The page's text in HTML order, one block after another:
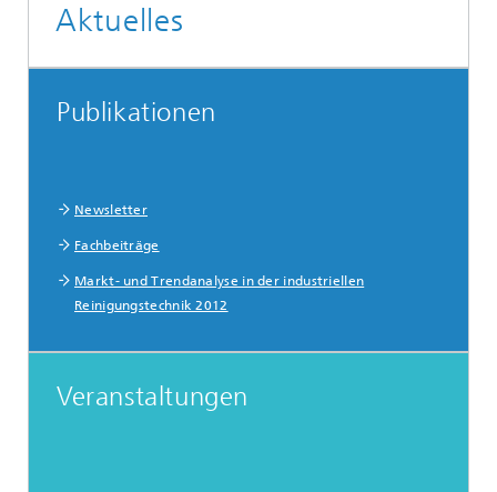
Aktuelles
Publikationen
Newsletter
Fachbeiträge
Markt- und Trendanalyse in der industriellen
Reinigungstechnik 2012
Veranstaltungen